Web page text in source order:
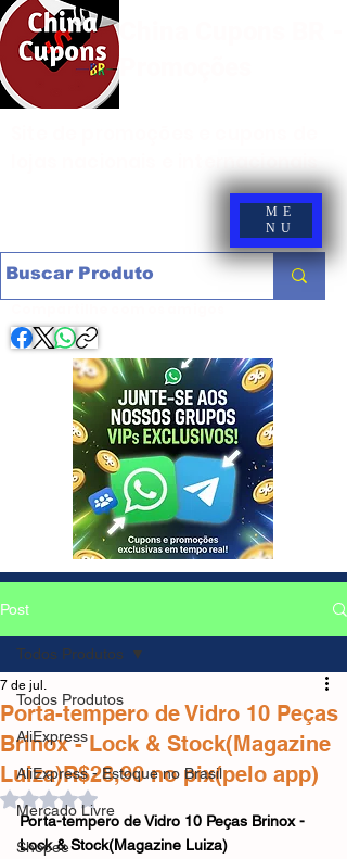
ME
NU
Post
Todos Produtos
AliExpress
AliExpress - Estoque no Brasil
Mercado Livre
Shopee
Todos Produtos
Porta-tempero de Vidro 10 Peças
Brinox - Lock & Stock(Magazine
Luiza)R$28,90 no pix(pelo app)
7 de jul.
Avaliado com NaN de 5 estrelas.
Porta-tempero de Vidro 10 Peças Brinox -
Lock & Stock(Magazine Luiza)